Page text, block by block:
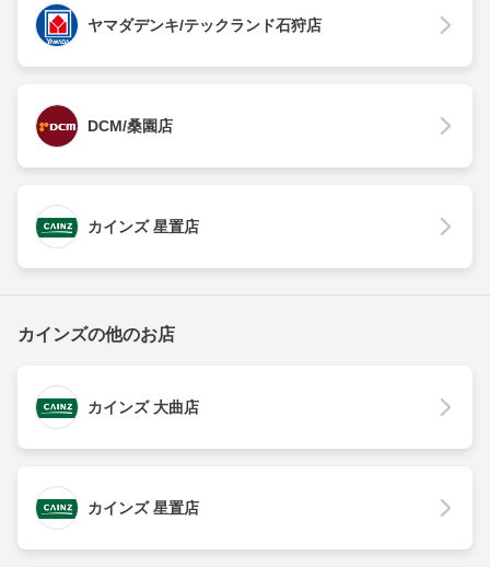
ヤマダデンキ/テックランド石狩店
DCM/桑園店
カインズ 星置店
カインズの他のお店
カインズ 大曲店
カインズ 星置店